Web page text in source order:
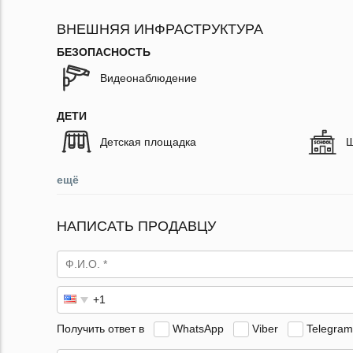
ВНЕШНЯЯ ИНФРАСТРУКТУРА
БЕЗОПАСНОСТЬ
Видеонаблюдение
ДЕТИ
Детская площадка
ещё
НАПИСАТЬ ПРОДАВЦУ
Получить ответ в WhatsApp Viber Telegram